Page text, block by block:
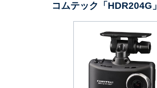
コムテック「HDR204G」